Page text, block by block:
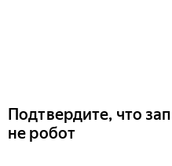
Подтвердите, что
не робот